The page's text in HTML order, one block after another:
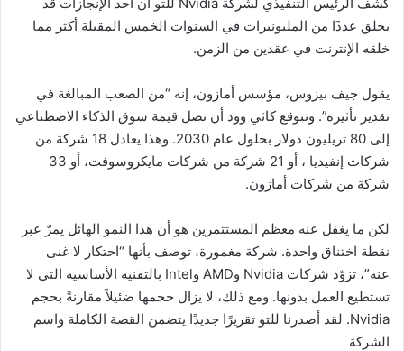
يخلق عددًا من المليونيرات في السنوات الخمس المقبلة أكثر مما
خلقه الإنترنت في عقدين من الزمن.
يقول جيف بيزوس، مؤسس أمازون، إنه “من الصعب المبالغة في
تقدير تأثيره”. وتتوقع كاثي وود أن تصل قيمة سوق الذكاء الاصطناعي
إلى 80 تريليون دولار بحلول عام 2030. وهذا يعادل 18 شركة من
شركات إنفيديا ، أو 21 شركة من شركات مايكروسوفت، أو 33
شركة من شركات أمازون.
لكن ما يغفل عنه معظم المستثمرين هو أن هذا النمو الهائل يمرّ عبر
نقطة اختناق واحدة. شركة مغمورة، توصف بأنها “احتكار لا غنى
عنه”، تزوّد ​​شركات Nvidia وAMD وIntel بالتقنية الأساسية التي لا
تستطيع العمل بدونها. ومع ذلك، لا يزال حجمها ضئيلاً مقارنةً بحجم
Nvidia. لقد أصدرنا للتو تقريرًا جديدًا يتضمن القصة الكاملة واسم
الشركة